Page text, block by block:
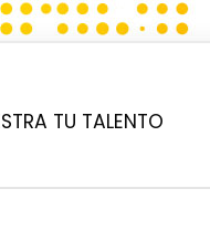
TU TALENTO